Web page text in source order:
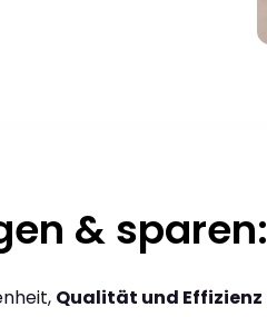
& sparen:
Qualität und Effizienz